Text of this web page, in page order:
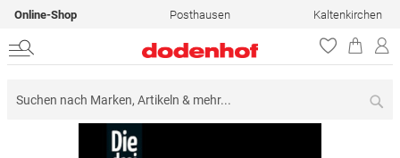
Online-Shop Posthausen Kaltenkirchen